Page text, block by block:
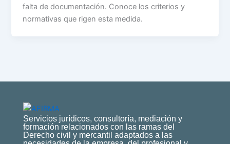
falta de documentación. Conoce los criterios y
normativas que rigen esta medida.
Servicios jurídicos, consultoría, mediación y
formación relacionados con las ramas del
Derecho civil y mercantil adaptados a las